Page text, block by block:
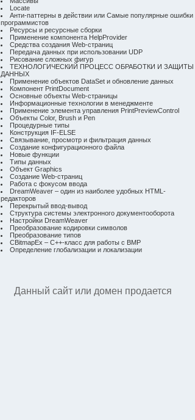
Locate
Анти-паттерны в действии или Самые популярные ошибки
программистов
Ресурсы и ресурсные сборки
Применение компонента HelpProvider
Средства создания Web-страниц
Передача данных при использовании UDP
Рисование сложных фигур
ТЕХНОЛОГИЧЕСКИЙ ПРОЦЕСС ОБРАБОТКИ И ЗАЩИТЫ
ДАННЫХ
Применение объектов DataSet и обновление данных
Компонент PrintDocument
Основные объекты Web-страницы
Информационные технологии в менеджменте
Применение элемента управления PrintPreviewControl
Объекты Color, Brush и Pen
Процедурные типы
Конструкция IF-ELSE
Связывание, просмотр и фильтрация данных
Создание конфигурационного файла
Новые функции
Типы данных
Объект Graphics
Создание Web-страниц
Работа с фокусом ввода
DreamWeaver – один из наиболее удобных HTML-
редакторов
Перекрытый ввод-вывод
Структура системы электронного документооборота
Настройки DreamWeaver
Преобразование кодировки символов
Преобразование типов
CBitmapEx – C++-класс для работы с BMP
Определение глобализации и локализации
Данный сайт или домен продается